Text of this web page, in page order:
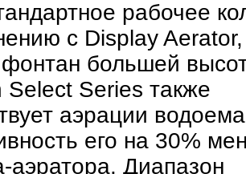
рабочее
с Display Aerator,
фонтан большей
Select Series также
аэрации
его на 30%
аэратора. Диапазон